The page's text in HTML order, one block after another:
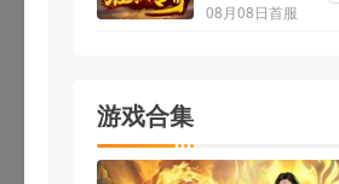
08月08日首服
游戏合集